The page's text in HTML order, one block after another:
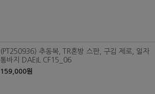
(PT250936) 추동복, TR혼방 스판, 구김 제로, 일자
통바지 DAEIL CF15_06
159,000원